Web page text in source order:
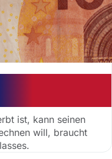
ist, kann seinen
will, braucht